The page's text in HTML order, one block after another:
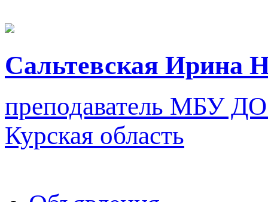
Сальтевская Ирина
преподаватель МБУ
Курская область